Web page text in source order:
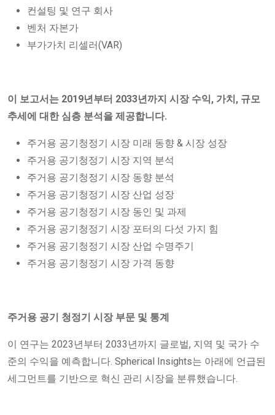
컨설팅 및 연구 회사
벤처 자본가
부가가치 리셀러(VAR)
이 보고서는 2019년부터 2033년까지 시장 수익, 가치, 규모
추세에 대한 심층 분석을 제공합니다.
주거용 공기청정기 시장 미래 동향 & 시장 성장
주거용 공기청정기 시장 지역 분석
주거용 공기청정기 시장 동향 분석
주거용 공기청정기 시장 산업 성장
주거용 공기청정기 시장 동인 및 과제
주거용 공기청정기 시장 포터의 다섯 가지 힘
주거용 공기청정기 시장 산업 수명주기
주거용 공기청정기 시장 가격 동향
주거용 공기 청정기 시장 부문 및 통계
이 연구는 2023년부터 2033년까지 글로벌, 지역 및 국가 수
준의 수익을 예측합니다. Spherical Insights는 아래에 언급된
세그먼트를 기반으로 혁신 관리 시장을 분류했습니다.